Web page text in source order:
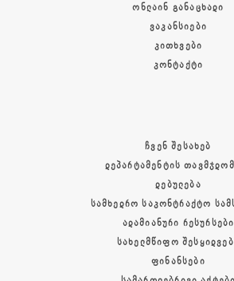
ᲝᲜᲚᲐᲘᲜ ᲒᲐᲜᲐᲪᲮᲐᲓᲘ
ᲕᲐᲙᲐᲜᲡᲘᲔᲑᲘ
ᲙᲘᲗᲮᲕᲔᲑᲘ
ᲙᲝᲜᲢᲐᲥᲢᲘ
ᲩᲕᲔᲜ ᲨᲔᲡᲐᲮᲔᲑ
ᲓᲔᲞᲐᲠᲢᲐᲛᲔᲜᲢᲘᲡ
ᲓᲔᲑᲣᲚᲔᲑᲐ
ᲡᲐᲛᲮᲔᲓᲠᲝ ᲡᲐᲙᲝᲜᲢᲠᲐᲥᲢᲝ
ᲐᲓᲐᲛᲘᲐᲜᲣᲠᲘ ᲠᲔᲡᲣᲠᲡᲔᲑᲘ
ᲡᲐᲮᲔᲚᲛᲬᲘᲤᲝ
ᲤᲘᲜᲐᲜᲡᲔᲑᲘ